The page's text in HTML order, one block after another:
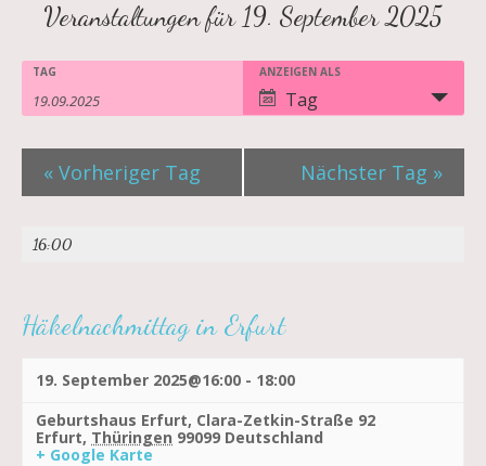
Veranstaltungen für 19. September 2025
Veranstaltungen
Such-
und
Veranstaltungen
Suche
TAG
Veranstaltung
ANZEIGEN ALS
Tag
« Vorheriger Tag Nächster Tag »
16:00
Häkelnachmittag in Erfurt
19. September 2025@16:00 - 18:00
Geburtshaus Erfurt, Clara-Zetkin-Straße 92
Erfurt, Thüringen 99099 Deutschland
+ Google Karte